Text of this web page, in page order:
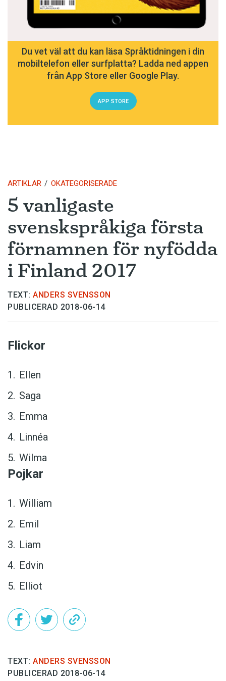
Du vet väl att du kan läsa Språktidningen i din
mobiltelefon eller surfplatta? Ladda ned appen
från App Store eller Google Play.
APP STORE
ARTIKLAR OKATEGORISERADE
5 vanligaste
svenskspråkiga första
förnamnen för nyfödda
i Finland 2017
TEXT: ANDERS SVENSSON
PUBLICERAD 2018-06-14
Flickor
Ellen
Saga
Emma
Linnéa
Wilma
Pojkar
William
Emil
Liam
Edvin
Elliot
TEXT: ANDERS SVENSSON
PUBLICERAD 2018-06-14